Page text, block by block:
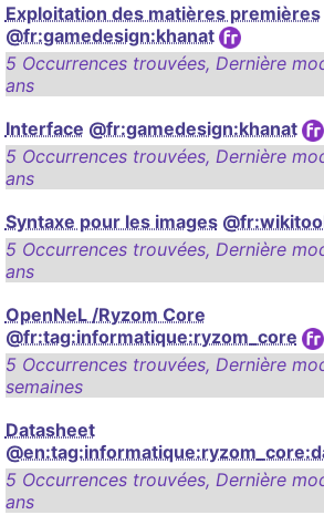
Exploitation des matières premières
@fr:gamedesign:khanat
5 Occurrences trouvées, Dernière
ans
Interface @fr:gamedesign:khanat
5 Occurrences trouvées, Dernière
ans
Syntaxe pour les images
5 Occurrences trouvées, Dernière
ans
OpenNeL /Ryzom Core
@fr:tag:informatique:ryzom_core
5 Occurrences trouvées, Dernière
semaines
Datasheet
5 Occurrences trouvées, Dernière
ans